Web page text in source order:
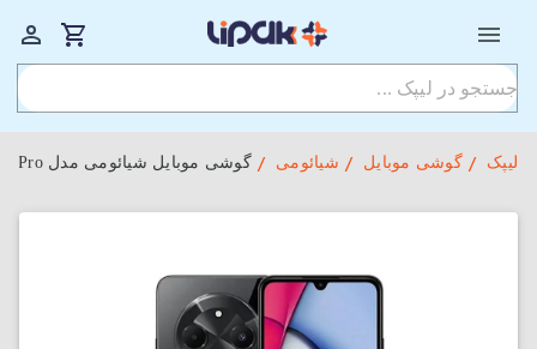
لیپک گوشی موبایل شیائومی گوشی موبایل شیائومی مدل Redmi A3 Pro با ظرفیت 128 گیگابایت و رم 4 گیگابایت